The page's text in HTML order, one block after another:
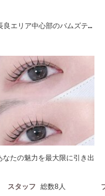
エリア中心部のバムズテラ
たの魅力を最大限に引き出
スタッフ 総数8人